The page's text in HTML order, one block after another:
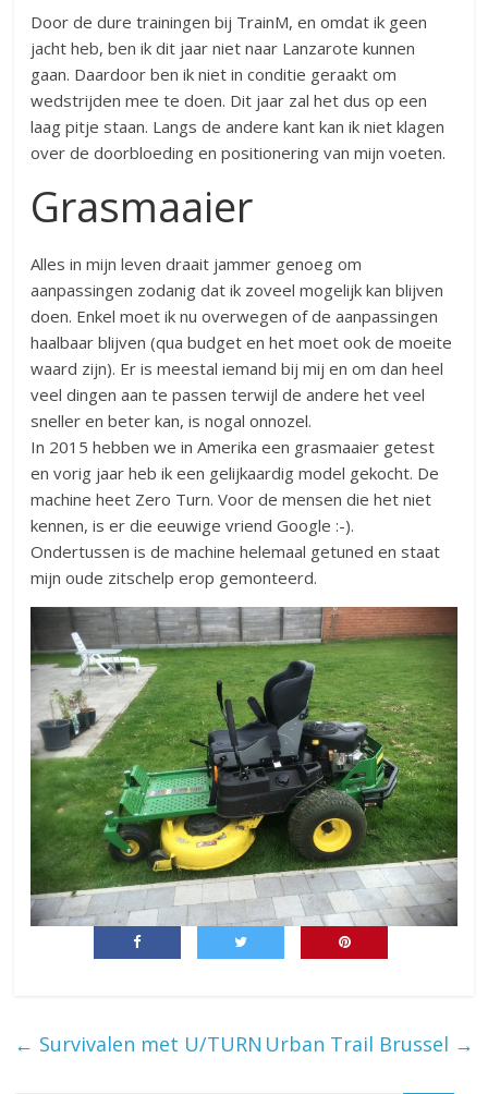
Door de dure trainingen bij TrainM, en omdat ik geen
jacht heb, ben ik dit jaar niet naar Lanzarote kunnen
gaan. Daardoor ben ik niet in conditie geraakt om
wedstrijden mee te doen. Dit jaar zal het dus op een
laag pitje staan. Langs de andere kant kan ik niet klagen
over de doorbloeding en positionering van mijn voeten.
Grasmaaier
Alles in mijn leven draait jammer genoeg om
aanpassingen zodanig dat ik zoveel mogelijk kan blijven
doen. Enkel moet ik nu overwegen of de aanpassingen
haalbaar blijven (qua budget en het moet ook de moeite
waard zijn). Er is meestal iemand bij mij en om dan heel
veel dingen aan te passen terwijl de andere het veel
sneller en beter kan, is nogal onnozel.
In 2015 hebben we in Amerika een grasmaaier getest
en vorig jaar heb ik een gelijkaardig model gekocht. De
machine heet Zero Turn. Voor de mensen die het niet
kennen, is er die eeuwige vriend Google :-).
Ondertussen is de machine helemaal getuned en staat
mijn oude zitschelp erop gemonteerd.
← Survivalen met U/TURN Urban Trail Brussel →